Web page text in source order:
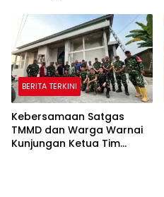
Jambe
BERITA TERKINI
Kebersamaan Satgas
TMMD dan Warga Warnai
Kunjungan Ketua Tim